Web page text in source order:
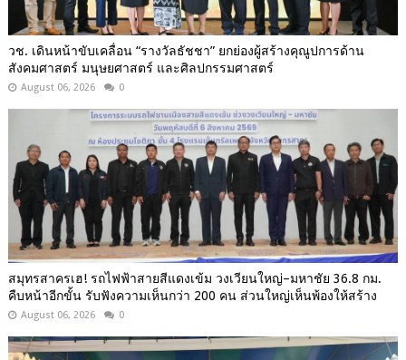
วช. เดินหน้าขับเคลื่อน “รางวัลธัชชา” ยกย่องผู้สร้างคุณูปการด้าน
สังคมศาสตร์ มนุษยศาสตร์ และศิลปกรรมศาสตร์
August 06, 2026 0
สมุทรสาครเฮ! รถไฟฟ้าสายสีแดงเข้ม วงเวียนใหญ่–มหาชัย 36.8 กม.
คืบหน้าอีกขั้น รับฟังความเห็นกว่า 200 คน ส่วนใหญ่เห็นพ้องให้สร้าง
August 06, 2026 0